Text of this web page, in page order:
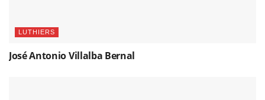
LUTHIERS
José Antonio Villalba Bernal